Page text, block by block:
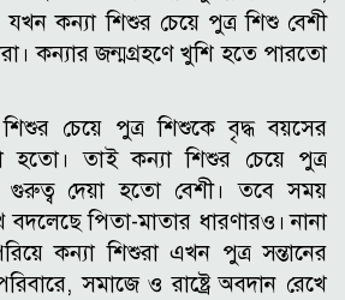
কন্যা শিশুর চেয়ে পুত্র শিশু বেশী
কন্যার জন্মগ্রহণে খুশি হতে পারতো
চেয়ে পুত্র শিশুকে বৃদ্ধ বয়সের
হতো। তাই কন্যা শিশুর চেয়ে পুত্র
গুরুত্ব দেয়া হতো বেশী। তবে সময়
পিতা-মাতার ধারণারও। নানা
কন্যা শিশুরা এখন পুত্র সন্তানের
সমাজে ও রাষ্ট্রে অবদান রেখে